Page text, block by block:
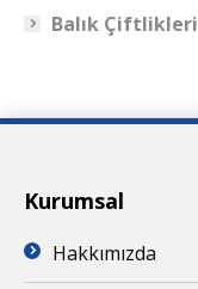
Balık Çiftlikleri
Kurumsal
Hakkımızda